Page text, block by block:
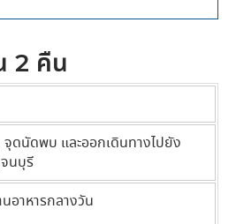
2 คืน
ดนัดพบ และออกเดินทางไปยัง
นบุรี
อาหารกลางวัน